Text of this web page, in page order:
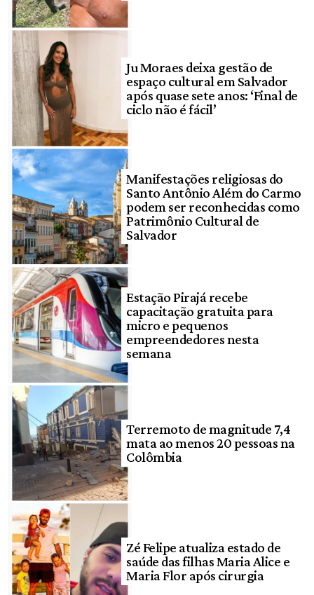
Ju Moraes deixa gestão de
espaço cultural em Salvador
após quase sete anos: ‘Final de
ciclo não é fácil’
Manifestações religiosas do
Santo Antônio Além do Carmo
podem ser reconhecidas como
Patrimônio Cultural de
Salvador
Estação Pirajá recebe
capacitação gratuita para
micro e pequenos
empreendedores nesta
semana
Terremoto de magnitude 7,4
mata ao menos 20 pessoas na
Colômbia
Zé Felipe atualiza estado de
saúde das filhas Maria Alice e
Maria Flor após cirurgia